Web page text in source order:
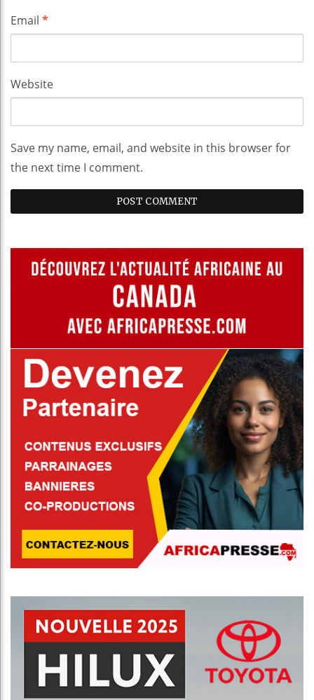
Email *
Website
Save my name, email, and website in this browser for
the next time I comment.